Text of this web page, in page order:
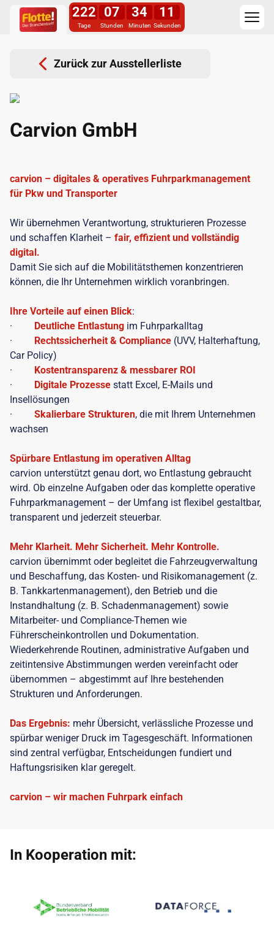
222
Tage
07
Stunden
34
Minuten
10
Sekunden
Zurück zur Ausstellerliste
Carvion GmbH
carvion – digitales & operatives Fuhrparkmanagement
für Pkw und Transporter
Wir übernehmen Verantwortung, strukturieren Prozesse
und schaffen Klarheit – fair, effizient und vollständig
digital.
Damit Sie sich auf die Mobilitätsthemen konzentrieren
können, die Ihr Unternehmen wirklich voranbringen.
Ihre Vorteile auf einen Blick:
· Deutliche Entlastung im Fuhrparkalltag
· Rechtssicherheit & Compliance (UVV, Halterhaftung,
Car Policy)
· Kostentransparenz & messbarer ROI
· Digitale Prozesse statt Excel, E-Mails und
Insellösungen
· Skalierbare Strukturen, die mit Ihrem Unternehmen
wachsen
Spürbare Entlastung im operativen Alltag
carvion unterstützt genau dort, wo Entlastung gebraucht
wird. Ob einzelne Aufgaben oder das komplette operative
Fuhrparkmanagement – der Umfang ist flexibel gestaltbar,
transparent und jederzeit steuerbar.
Mehr Klarheit. Mehr Sicherheit. Mehr Kontrolle.
carvion übernimmt oder begleitet die Fahrzeugverwaltung
und Beschaffung, das Kosten- und Risikomanagement (z.
B. Tankkartenmanagement), den Betrieb und die
Instandhaltung (z. B. Schadenmanagement) sowie
Mitarbeiter- und Compliance-Themen wie
Führerscheinkontrollen und Dokumentation.
Wiederkehrende Routinen, administrative Aufgaben und
zeitintensive Abstimmungen werden vereinfacht oder
übernommen – abgestimmt auf Ihre bestehenden
Strukturen und Anforderungen.
Das Ergebnis: mehr Übersicht, verlässliche Prozesse und
spürbar weniger Druck im Tagesgeschäft. Informationen
sind zentral verfügbar, Entscheidungen fundiert und
Haftungsrisiken klar geregelt.
carvion – wir machen Fuhrpark einfach
In Kooperation mit: